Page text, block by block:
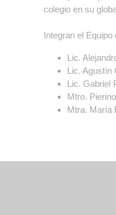
colegio en su
Integran el Equipo
Lic.
Lic. Agustín
Lic. Gabriel
Mtro.
Mtra. María